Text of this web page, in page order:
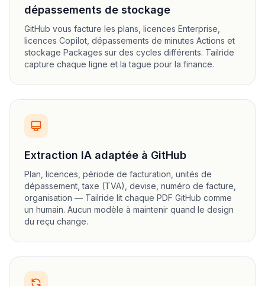
dépassements de stockage
GitHub vous facture les plans, licences Enterprise,
licences Copilot, dépassements de minutes Actions et
stockage Packages sur des cycles différents. Tailride
capture chaque ligne et la tague pour la finance.
Extraction IA adaptée à GitHub
Plan, licences, période de facturation, unités de
dépassement, taxe (TVA), devise, numéro de facture,
organisation — Tailride lit chaque PDF GitHub comme
un humain. Aucun modèle à maintenir quand le design
du reçu change.